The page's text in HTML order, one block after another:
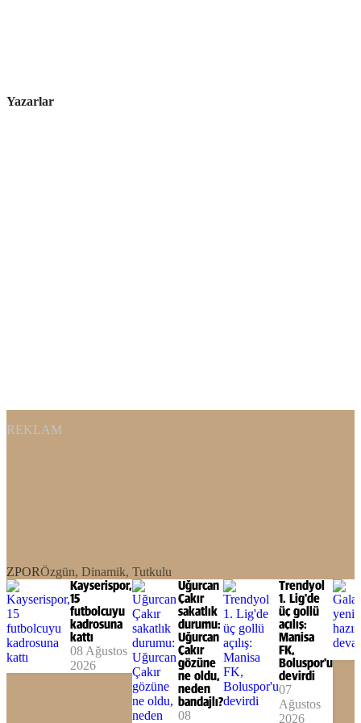
Yazarlar
REKLAM
ZPORÖzgün, Dinamik, Tutkulu
Kayserispor,
15
futbolcuyu
kadrosuna
kattı
08 Ağustos
2026
Uğurcan
Çakır
sakatlık
durumu:
Uğurcan
Çakır
gözüne
ne oldu,
neden
bandajlı?
08
Trendyol
1. Lig'de
üç gollü
açılış:
Manisa
FK,
Boluspor'u
devirdi
07
Ağustos
2026